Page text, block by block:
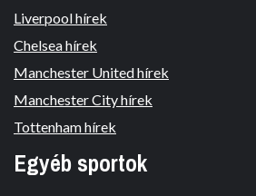
Liverpool hírek
Chelsea hírek
Manchester United hírek
Manchester City hírek
Tottenham hírek
Egyéb sportok